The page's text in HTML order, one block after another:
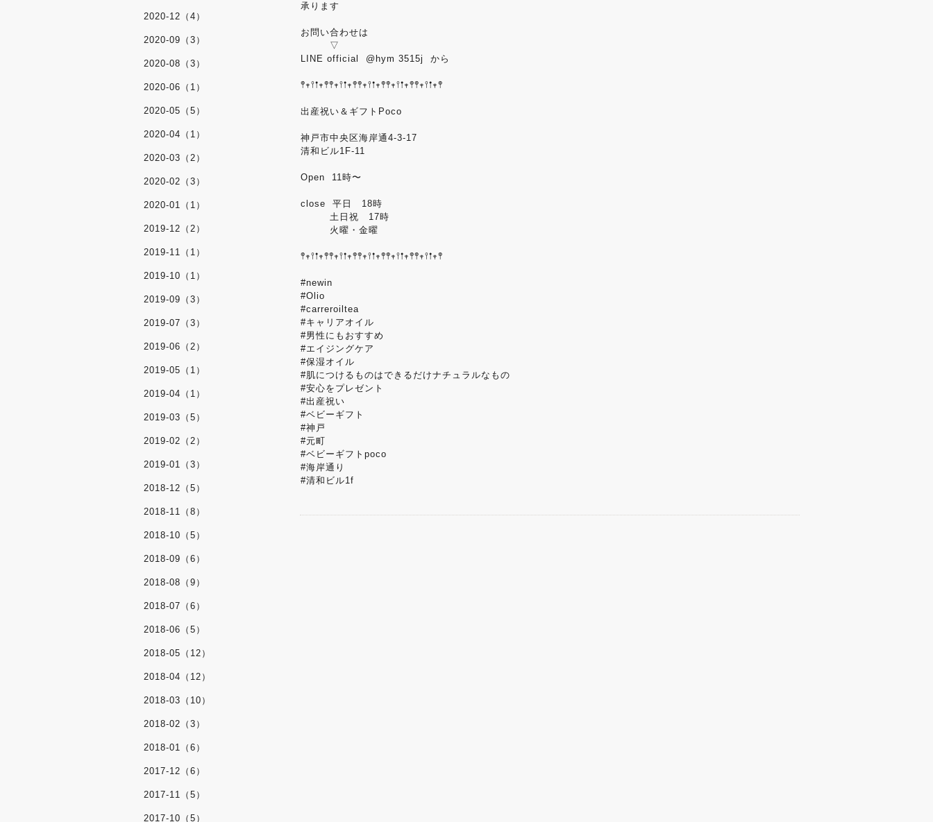
承ります
お問い合わせは
▽
LINE official @hym 3515j から
𖤣𖥧𖥣𖡡𖥧𖤣𖤣𖥧𖥣𖡡𖥧𖤣𖤣𖥧𖥣𖡡𖥧𖤣𖤣𖥧𖥣𖡡𖥧𖤣𖤣𖥧𖥣𖡡𖥧𖤣
出産祝い＆ギフトPoco
神戸市中央区海岸通4-3-17
清和ビル1F-11
Open 11時〜
close 平日 18時
土日祝 17時
火曜・金曜
𖤣𖥧𖥣𖡡𖥧𖤣𖤣𖥧𖥣𖡡𖥧𖤣𖤣𖥧𖥣𖡡𖥧𖤣𖤣𖥧𖥣𖡡𖥧𖤣𖤣𖥧𖥣𖡡𖥧𖤣
#newin
#Olio
#carreroiltea
#キャリアオイル
#男性にもおすすめ
#エイジングケア
#保湿オイル
#肌につけるものはできるだけナチュラルなもの
#安心をプレゼント
#出産祝い
#ベビーギフト
#神戸
#元町
#ベビーギフトpoco
#海岸通り
#清和ビル1f
2020-12（4）
2020-09（3）
2020-08（3）
2020-06（1）
2020-05（5）
2020-04（1）
2020-03（2）
2020-02（3）
2020-01（1）
2019-12（2）
2019-11（1）
2019-10（1）
2019-09（3）
2019-07（3）
2019-06（2）
2019-05（1）
2019-04（1）
2019-03（5）
2019-02（2）
2019-01（3）
2018-12（5）
2018-11（8）
2018-10（5）
2018-09（6）
2018-08（9）
2018-07（6）
2018-06（5）
2018-05（12）
2018-04（12）
2018-03（10）
2018-02（3）
2018-01（6）
2017-12（6）
2017-11（5）
2017-10（5）